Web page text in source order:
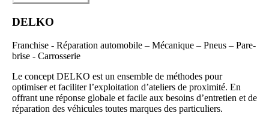
DELKO
Franchise - Réparation automobile – Mécanique – Pneus – Pare-
brise - Carrosserie
Le concept DELKO est un ensemble de méthodes pour
optimiser et faciliter l’exploitation d’ateliers de proximité. En
offrant une réponse globale et facile aux besoins d’entretien et de
réparation des véhicules toutes marques des particuliers.